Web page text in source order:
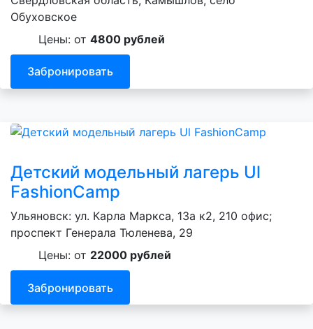
Обуховское
Цены: от 4800 рублей
Забронировать
Детский модельный лагерь Ul
FashionCamp
Ульяновск: ул. Карла Маркса, 13а к2, 210 офис;
проспект Генерала Тюленева, 29
Цены: от 22000 рублей
Забронировать